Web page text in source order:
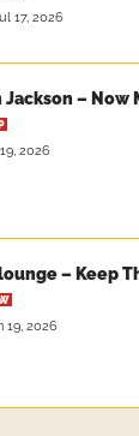
17, 2026
Jackson – Now
2026
– Keep
19, 2026